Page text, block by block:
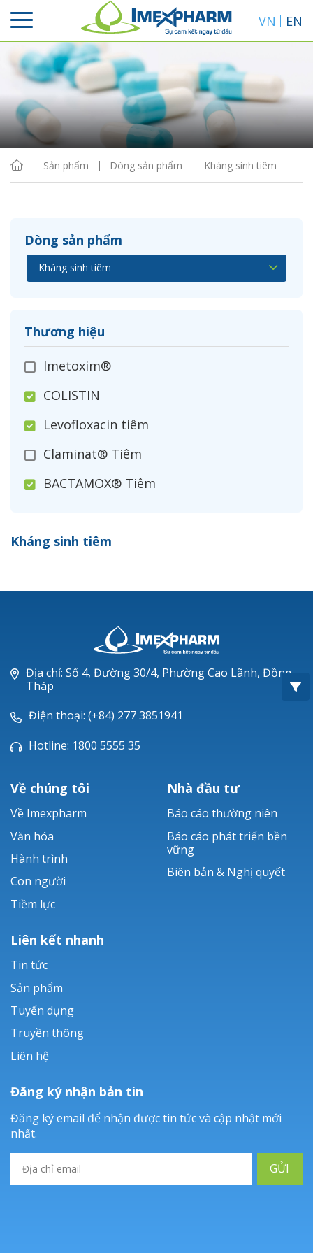
VN EN
Sản phẩm Dòng sản phẩm Kháng sinh tiêm
Dòng sản phẩm
Thương hiệu
Imetoxim®
COLISTIN
Levofloxacin tiêm
Claminat® Tiêm
BACTAMOX® Tiêm
Ceftizoxim®
Piperacillin
Ticarlinat®
Zobacta®
Bacsulfo®
Kháng sinh tiêm
Sắp xếp
Hiển thị
Địa chỉ: Số 4, Đường 30/4, Phường Cao Lãnh, Đồng
Tháp
Điện thoại: (+84) 277 3851941
Hotline: 1800 5555 35
Về chúng tôi
Về Imexpharm
Văn hóa
Hành trình
Con người
Tiềm lực
Nhà đầu tư
Báo cáo thường niên
Báo cáo phát triển bền
vững
Biên bản & Nghị quyết
Liên kết nhanh
Tin tức
Sản phẩm
Tuyển dụng
Truyền thông
Liên hệ
Đăng ký nhận bản tin
Đăng ký email để nhận được tin tức và cập nhật mới
nhất.
GỬI